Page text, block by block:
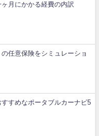
月にかかる経費の内訳
任意保険をシミュレーショ
すめなポータブルカーナビ5